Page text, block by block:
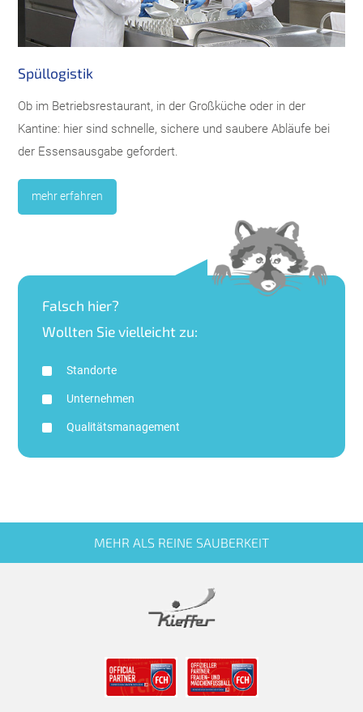
Spüllogistik
Ob im Betriebsrestaurant, in der Großküche oder in der
Kantine: hier sind schnelle, sichere und saubere Abläufe bei
der Essensausgabe gefordert.
mehr erfahren
Falsch hier?
Wollten Sie vielleicht zu:
Standorte
Unternehmen
Qualitätsmanagement
MEHR ALS REINE SAUBERKEIT